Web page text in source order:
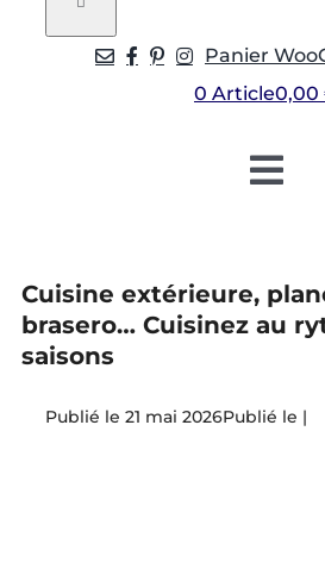
Panier
0 Article0,00
Nos articles
Cuisine extérieure,
brasero… Cuisinez au
saisons
21 mai 2026 |